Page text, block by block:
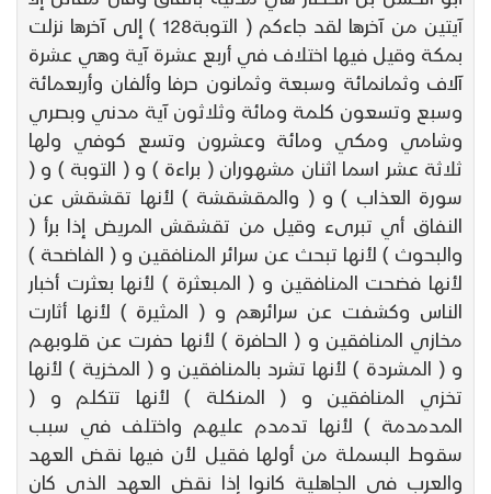
آيتين من آخرها لقد جاءكم ( التوبة128 ) إلى آخرها نزلت
بمكة وقيل فيها اختلاف في أربع عشرة آية وهي عشرة
آلاف وثمانمائة وسبعة وثمانون حرفا وألفان وأربعمائة
وسبع وتسعون كلمة ومائة وثلاثون آية مدني وبصري
وشامي ومكي ومائة وعشرون وتسع كوفي ولها
ثلاثة عشر اسما اثنان مشهوران ( براءة ) و ( التوبة ) و (
سورة العذاب ) و ( والمقشقشة ) لأنها تقشقش عن
النفاق أي تبرىء وقيل من تقشقش المريض إذا برأ (
والبحوث ) لأنها تبحث عن سرائر المنافقين و ( الفاضحة )
لأنها فضحت المنافقين و ( المبعثرة ) لأنها بعثرت أخبار
الناس وكشفت عن سرائرهم و ( المثيرة ) لأنها أثارت
مخازي المنافقين و ( الحافرة ) لأنها حفرت عن قلوبهم
و ( المشردة ) لأنها تشرد بالمنافقين و ( المخزية ) لأنها
تخزي المنافقين و ( المنكلة ) لأنها تتكلم و (
المدمدمة ) لأنها تدمدم عليهم واختلف في سبب
سقوط البسملة من أولها فقيل لأن فيها نقض العهد
والعرب في الجاهلية كانوا إذا نقض العهد الذي كان